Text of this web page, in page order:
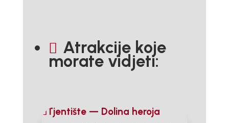
 Atrakcije koje
morate vidjeti:
Tjentište — Dolina heroja